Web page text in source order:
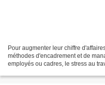
Pour augmenter leur chiffre
méthodes d'encadrement et de
employés ou cadres, le stress au